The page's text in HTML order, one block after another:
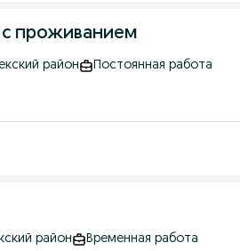
проживанием
район
Постоянная работа
район
Временная работа